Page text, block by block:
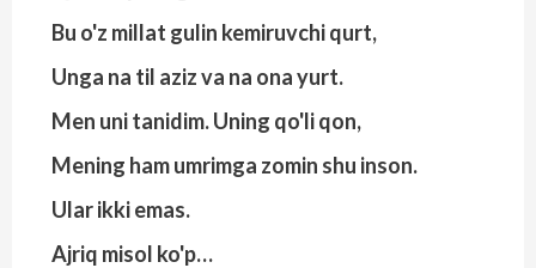
Bu o'z millat gulin kemiruvchi qurt,
Unga na til aziz va na ona yurt.
Men uni tanidim. Uning qo'li qon,
Mening ham umrimga zomin shu inson.
Ular ikki emas.
Ajriq misol ko'p…